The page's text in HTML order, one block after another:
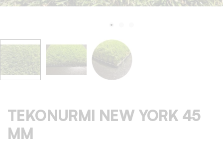
TEKONURMI NEW YORK 45
MM